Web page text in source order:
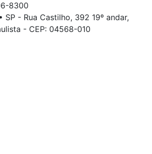
8300
SP - Rua Castilho, 392 19º andar,
- CEP: 04568-010